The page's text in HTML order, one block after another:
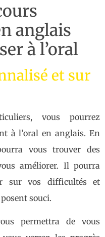
anglais
à l’oral
et sur
vous pourrez
à l’oral en anglais. En
vous trouver des
améliorer. Il pourra
sur vos difficultés et
souci.
permettra de vous